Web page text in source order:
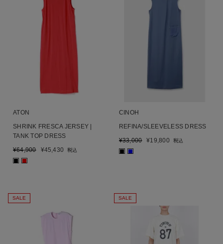
ATON
SHRINK FRESCA JERSEY |
TANK TOP DRESS
¥64,900 ¥45,430 税込
■ ■
CINOH
REFINA/SLEEVELESS DRESS
¥33,000 ¥19,800 税込
■ ■
SALE SALE